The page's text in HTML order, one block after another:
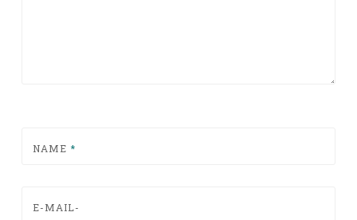
NAME *
E-MAIL-